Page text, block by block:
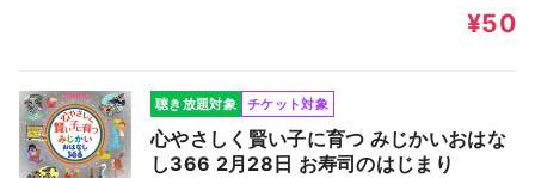
¥50
聴き放題対象 チケット対象
心やさしく賢い子に育つ みじかいおはな
し366 2月28日 お寿司のはじまり